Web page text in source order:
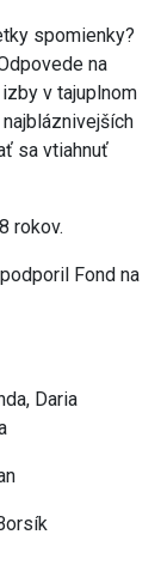
spomienky?
na
v tajuplnom
sa vtiahnuť
rokov.
Fond na
Daria